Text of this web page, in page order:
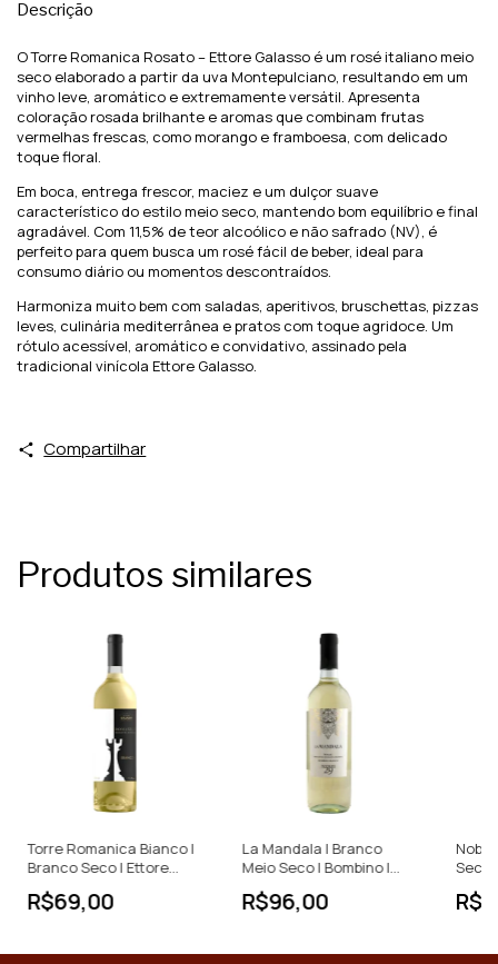
Descrição
O Torre Romanica Rosato – Ettore Galasso é um rosé italiano meio
seco elaborado a partir da uva Montepulciano, resultando em um
vinho leve, aromático e extremamente versátil. Apresenta
coloração rosada brilhante e aromas que combinam frutas
vermelhas frescas, como morango e framboesa, com delicado
toque floral.
Em boca, entrega frescor, maciez e um dulçor suave
característico do estilo meio seco, mantendo bom equilíbrio e final
agradável. Com 11,5% de teor alcoólico e não safrado (NV), é
perfeito para quem busca um rosé fácil de beber, ideal para
consumo diário ou momentos descontraídos.
Harmoniza muito bem com saladas, aperitivos, bruschettas, pizzas
leves, culinária mediterrânea e pratos com toque agridoce. Um
rótulo acessível, aromático e convidativo, assinado pela
tradicional vinícola Ettore Galasso.
Compartilhar
Produtos similares
Torre Romanica Bianco |
Branco Seco | Ettore
Galasso | Itália | 750ml
R$69,00
La Mandala | Branco
Meio Seco | Bombino |
Itália | 750ml
R$96,00
Nobili
Seco